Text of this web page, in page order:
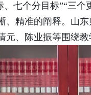
、七个分目标”“三
、精准的阐释。山
元、陈业振等围绕